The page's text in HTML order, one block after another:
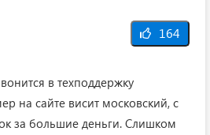
164
в техподдержку
на сайте висит московский, с
за большие деньги. Слишком